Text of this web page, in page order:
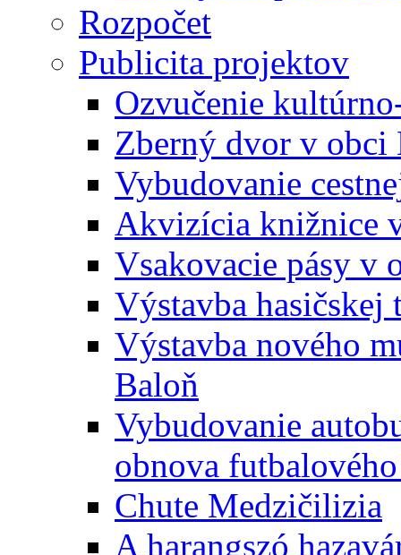
Rozpočet
Publicita projektov
Ozvučenie
Zberný dvor v obci
Vybudovanie
Akvizícia knižnice
Vsakovacie pásy v
Výstavba
Výstavba nového
Baloň
Vybudovanie
obnova
Chute Medzičilizia
A harangszó